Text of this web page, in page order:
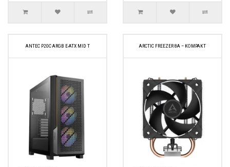
ANTEC P20C ARGB E-ATX MID T ARCTIC FREEZER 8A – KOMPAKT